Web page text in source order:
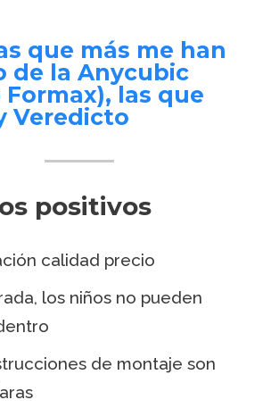
que más me han
de la Anycubic
Formax), las que
Veredicto
positivos
calidad precio
los niños no pueden
de montaje son